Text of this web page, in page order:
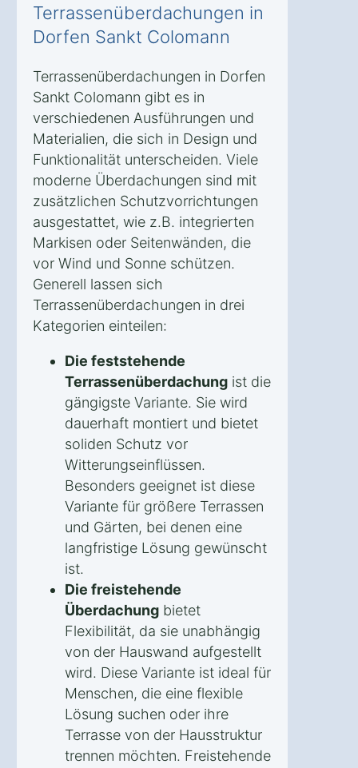
Terrassenüberdachungen in
Dorfen Sankt Colomann
Terrassenüberdachungen in Dorfen
Sankt Colomann gibt es in
verschiedenen Ausführungen und
Materialien, die sich in Design und
Funktionalität unterscheiden. Viele
moderne Überdachungen sind mit
zusätzlichen Schutzvorrichtungen
ausgestattet, wie z.B. integrierten
Markisen oder Seitenwänden, die
vor Wind und Sonne schützen.
Generell lassen sich
Terrassenüberdachungen in drei
Kategorien einteilen:
Die feststehende
Terrassenüberdachung ist die
gängigste Variante. Sie wird
dauerhaft montiert und bietet
soliden Schutz vor
Witterungseinflüssen.
Besonders geeignet ist diese
Variante für größere Terrassen
und Gärten, bei denen eine
langfristige Lösung gewünscht
ist.
Die freistehende
Überdachung bietet
Flexibilität, da sie unabhängig
von der Hauswand aufgestellt
wird. Diese Variante ist ideal für
Menschen, die eine flexible
Lösung suchen oder ihre
Terrasse von der Hausstruktur
trennen möchten. Freistehende